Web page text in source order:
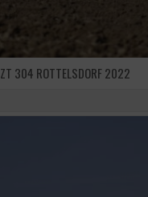
ZT 304 ROTTELSDORF 2022